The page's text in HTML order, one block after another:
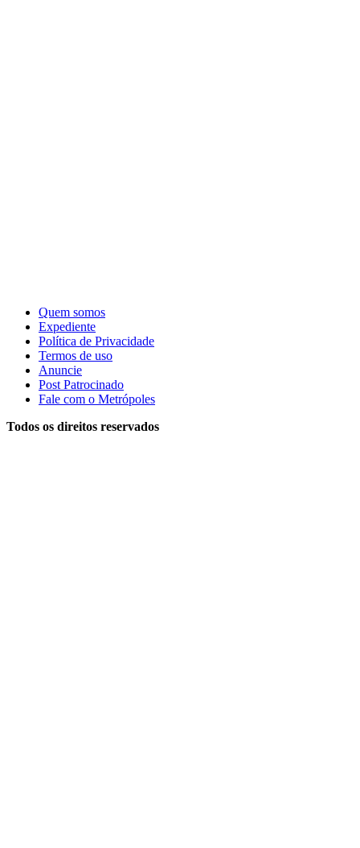
Quem somos
Expediente
Política de Privacidade
Termos de uso
Anuncie
Post Patrocinado
Fale com o Metrópoles
Todos os direitos reservados